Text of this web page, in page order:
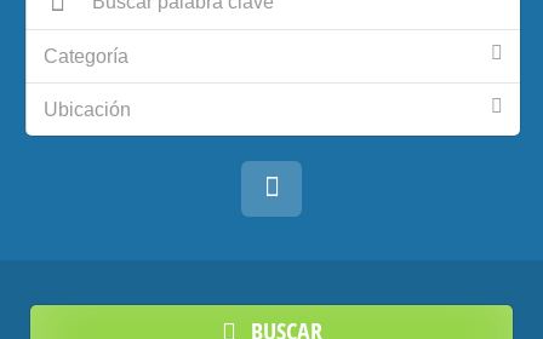
Categoría
Ubicación
BUSCAR